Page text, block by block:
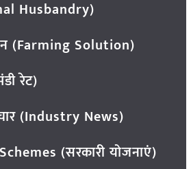
Husbandry)
(Farming Solution)
रेट)
(Industry News)
(सरकारी योजनाएं)